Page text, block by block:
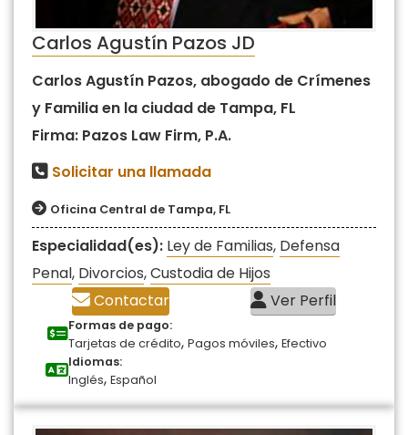
Carlos Agustín Pazos JD
Carlos Agustín Pazos, abogado de Crímenes
y Familia en la ciudad de Tampa, FL
Firma: Pazos Law Firm, P.A.
Solicitar una llamada
Oficina Central de Tampa, FL
Especialidad(es): Ley de Familias, Defensa
Penal, Divorcios,Custodia de Hijos
Contactar
Ver Perfil
Formas de pago:
Tarjetas de crédito, Pagos móviles, Efectivo
Idiomas:
Inglés, Español